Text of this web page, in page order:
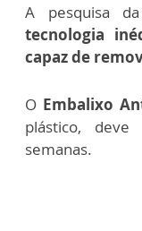
A pesquisa
tecnologia
capaz de
O Embalixo
plástico,
semanas.